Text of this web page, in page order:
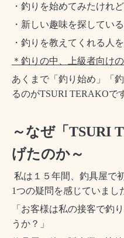
・釣りを始めてみたけれ
・新しい趣味を探してい
・釣りを教えてくれる人
＊釣りの中、上級者向け
あくまで「釣り始め」「
るのがTSURI TERAKOで
～なぜ「TSURI
げたのか～
私は１５年間、釣具屋で
1つの疑問を感じていまし
「お客様は私の接客で釣
うか？」